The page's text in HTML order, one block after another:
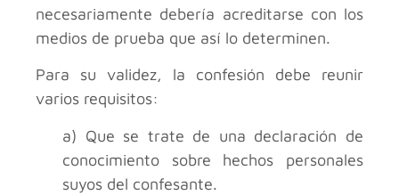
necesariamente debería acreditarse con los
medios de prueba que así lo determinen.
Para su validez, la confesión debe reunir
varios requisitos:
a) Que se trate de una declaración de
conocimiento sobre hechos personales
suyos del confesante.